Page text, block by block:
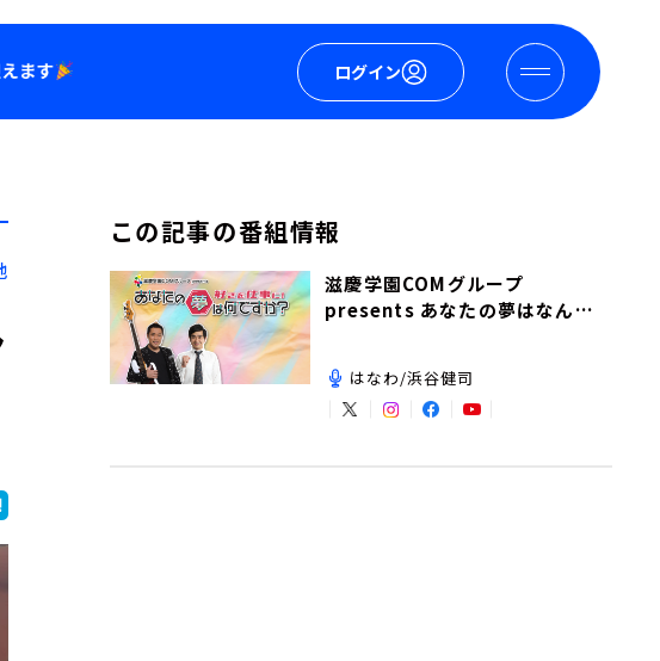
ログイン
この記事の番組情報
滋慶学園COMグループ
presents あなたの夢はなんで
はなわ/浜谷健司